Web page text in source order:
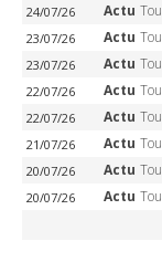
24/07/26 Actu Tour
23/07/26 Actu Tour de
23/07/26 Actu Tour de
22/07/26 Actu Tour de
22/07/26 Actu Tour
21/07/26 Actu Tour
20/07/26 Actu Tour de
20/07/26 Actu Tour